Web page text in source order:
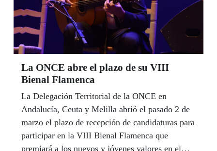
La ONCE abre el plazo de su VIII
Bienal Flamenca
La Delegación Territorial de la ONCE en
Andalucía, Ceuta y Melilla abrió el pasado 2 de
marzo el plazo de recepción de candidaturas para
participar en la VIII Bienal Flamenca que
premiará a los nuevos y jóvenes valores en el